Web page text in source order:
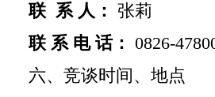
联 系 人：张莉
联 系 电 话：0826-
六、竞谈时间、地点